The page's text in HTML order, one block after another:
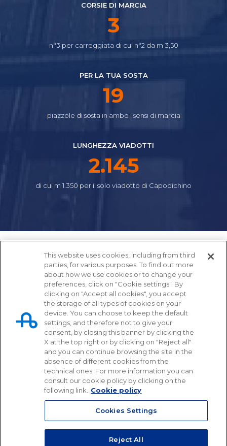
CORSIE DI MARCIA
4
n°3 per carreggiata di cui n°2 da m 3,50
PER LA TUA SOSTA
24
piazzole di sosta in ambo i sensi di marcia
LUNGHEZZA VIADOTTI
2.640
di cui m 1.350 per il solo viadotto di Capodichino
Tangenziale di Napoli S.p.A.
Via Cintia, svincolo Fuorigrotta
80126 - Napoli
081 72 54 111 (pbx)
info@tangenzialedinapoli.it
This website uses cookies, including from third
parties, for various purposes. To find out more
about how we use cookies or to change your
preferences, click on "Cookie settings". By
clicking on "Accept all cookies", you accept
the storage of all types of cookies on your
device. You can choose to keep the default
settings, and therefore not to give your
consent, by closing this banner by clicking the
X at the top right or by clicking on "Reject all"
and you can continue browsing the site in the
absence of different cookies from the
technical ones. For more information you can
consult our cookie policy by clicking on the
following link.
Cookie policy
Cookies Settings
Reject All